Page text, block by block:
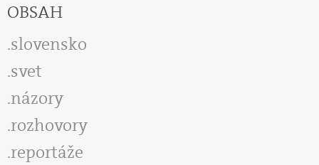
OBSAH
slovensko
svet
názory
rozhovory
reportáže